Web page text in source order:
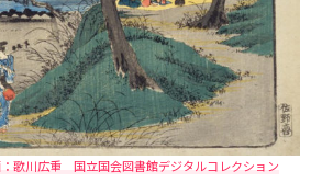
歌川広重 国立国会図書館デジタルコレクション